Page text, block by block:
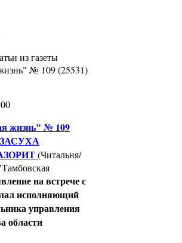
из газеты
№ 109 (25531)
жизнь" № 109
ЗАСУХА
(Читальня/
на встрече с
исполняющий
управления
области